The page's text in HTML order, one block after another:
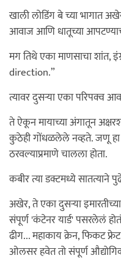
खाली लोडिंग बे च्या भागात
आवाज आणि धातूच्या
मग तिथे एका माणसाचा शांत,
direction.”
त्यावर दुसऱ्या एका परिपक्व
ते ऐकून मायाच्या अंगातून
कुठेही गोंधळलेले नव्हते. जणू
ठरवल्याप्रमाणे चालला होता.
कबीर त्या डक्टमध्ये सातत्याने
अखेर, ते एका दुसऱ्या
संपूर्ण 'कंटेनर यार्ड' पसरलेलं
ढीग... महाकाय क्रेन, फिकट
ओलसर हवेत तो संपूर्ण